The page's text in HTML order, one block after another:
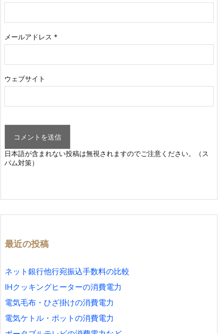
メールアドレス *
ウェブサイト
日本語が含まれない投稿は無視されますのでご注意ください。（ス
パム対策）
最近の投稿
ネット銀行他行宛振込手数料の比較
IHクッキングヒーターの消費電力
電気毛布・ひざ掛けの消費電力
電気ケトル・ポットの消費電力